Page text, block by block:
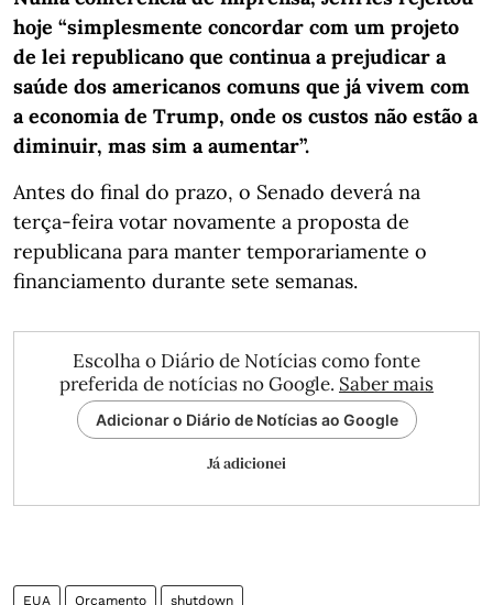
hoje “simplesmente concordar com um projeto
de lei republicano que continua a prejudicar a
saúde dos americanos comuns que já vivem com
a economia de Trump, onde os custos não estão a
diminuir, mas sim a aumentar”.
Antes do final do prazo, o Senado deverá na
terça-feira votar novamente a proposta de
republicana para manter temporariamente o
financiamento durante sete semanas.
Escolha o Diário de Notícias como fonte
preferida de notícias no Google. Saber mais
Adicionar o Diário de Notícias ao Google
Já adicionei
EUA Orçamento shutdown